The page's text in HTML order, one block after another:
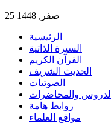
25 صفر, 1448
الرئيسية
السيرة الذاتية
القرآن الكريم
الحديث الشريف
الصوتيات
الدروس والمحاضرات
روابط هامة
مواقع العلماء